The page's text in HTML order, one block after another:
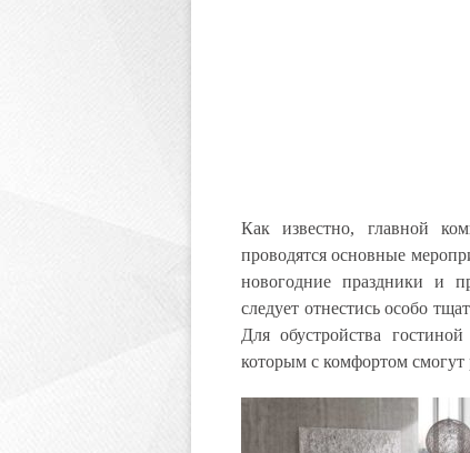
Как известно, главной
проводятся основные
новогодние праздники и
следует отнестись особо
Для обустройства
которым с комфортом смогут